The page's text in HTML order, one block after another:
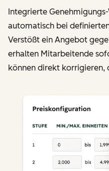
Integrierte
automatisch bei
Verstößt ein Angebot
erhalten Mitarbeitende
können direkt korrigieren,